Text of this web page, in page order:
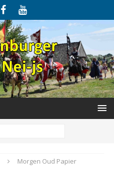
Morgen Oud Papier